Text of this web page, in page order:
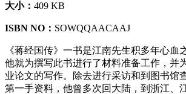
大小： 409 KB
ISBN NO： SOWQQAACAAJ
《蒋经国传》一书是江南先生积多年心血
他就为撰写此书进行了材料准备工作，并
业论文的写作。除去进行采访和到图书馆
第一手资料，他曾多次回大陆，到浙江、